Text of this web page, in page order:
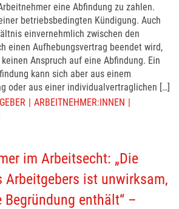
eine Abfindung zu zahlen.
betriebsbedingten Kündigung. Auch
einvernehmlich zwischen den
einen Aufhebungsvertrag beendet wird,
Anspruch auf eine Abfindung. Ein
kann sich aber aus einem
oder aus einer individualvertraglichen […]
ARBEITNEHMER:INNEN
im Arbeitsecht: „Die
Arbeitgebers ist unwirksam,
enthält“ –